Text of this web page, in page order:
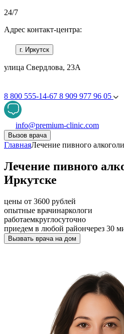
24/7
Адрес контакт-центра:
г. Иркутск
улица Свердлова, 23А
8 800 555-14-67 8 909 977 96 05
info@premium-clinic.com
Вызов врача
ГлавнаяЛечение пивного
Лечение пивного
Иркутске
цены от 3600 рублей
опытные врачинаркологи
работаемкруглосуточно
приедем в любой райончерез 30
Вызвать врача на дом